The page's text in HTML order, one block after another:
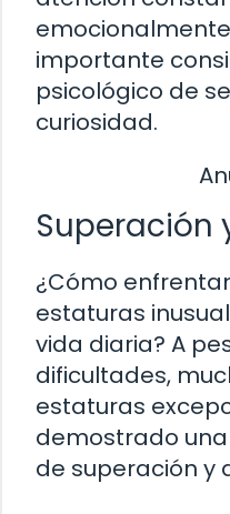
importante
psicológico de
curiosidad.
Superación
¿Cómo
estaturas
vida diaria? A
dificultades,
estaturas
demostrado
de superación y